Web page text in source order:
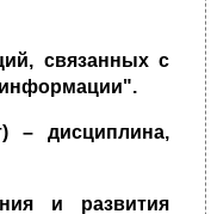
связанных с
информации".
– дисциплина,
и развития